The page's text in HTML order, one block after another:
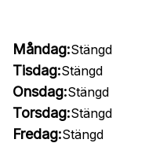
Måndag:Stängd
Tisdag:Stängd
Onsdag:Stängd
Torsdag:Stängd
Fredag:Stängd